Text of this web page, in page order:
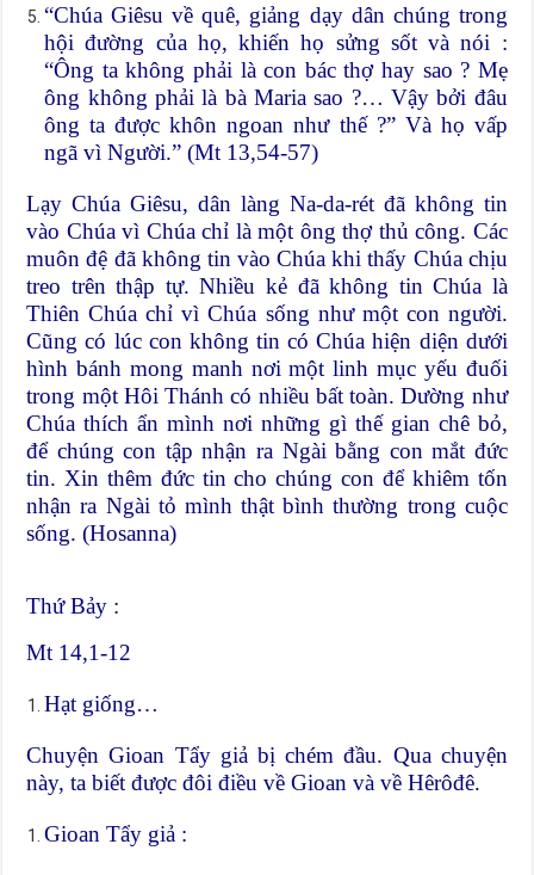
“Chúa Giêsu về quê, giảng dạy dân chúng trong
hội đường của họ, khiến họ sửng sốt và nói :
“Ông ta không phải là con bác thợ hay sao ? Mẹ
ông không phải là bà Maria sao ?… Vậy bởi đâu
ông ta được khôn ngoan như thế ?” Và họ vấp
ngã vì Người.” (Mt 13,54-57)
Lạy Chúa Giêsu, dân làng Na-da-rét đã không tin
vào Chúa vì Chúa chỉ là một ông thợ thủ công. Các
muôn đệ đã không tin vào Chúa khi thấy Chúa chịu
treo trên thập tự. Nhiều kẻ đã không tin Chúa là
Thiên Chúa chỉ vì Chúa sống như một con người.
Cũng có lúc con không tin có Chúa hiện diện dưới
hình bánh mong manh nơi một linh mục yếu đuối
trong một Hôi Thánh có nhiều bất toàn. Dường như
Chúa thích ẩn mình nơi những gì thế gian chê bỏ,
để chúng con tập nhận ra Ngài bằng con mắt đức
tin. Xin thêm đức tin cho chúng con để khiêm tốn
nhận ra Ngài tỏ mình thật bình thường trong cuộc
sống. (Hosanna)
Thứ Bảy :
Mt 14,1-12
Hạt giống…
Chuyện Gioan Tẩy giả bị chém đầu. Qua chuyện
này, ta biết được đôi điều về Gioan và về Hêrôđê.
Gioan Tẩy giả :